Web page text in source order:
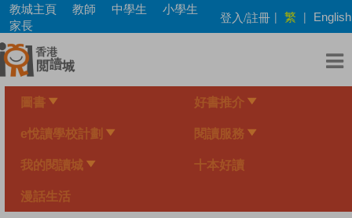
Skip
main
content
教城主頁 教師 中學生
小學生
家長
登入/註冊 | 繁 | English
圖書 好書推介
e悅讀學校計劃 閱讀服務
我的閱讀城 十本好讀
漫話生活